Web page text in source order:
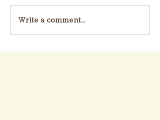
Write a comment...